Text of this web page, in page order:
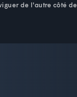
de l'autre côté de